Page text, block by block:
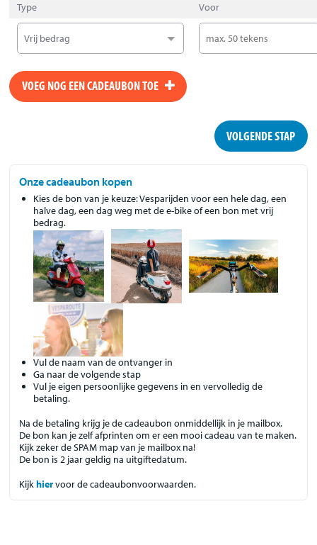
Type Voor
VOEG NOG EEN CADEAUBON TOE
VOLGENDE STAP
Onze cadeaubon kopen
Kies de bon van je keuze: Vesparijden voor een hele dag, een
halve dag, een dag weg met de e-bike of een bon met vrij
bedrag.
Vul de naam van de ontvanger in
Ga naar de volgende stap
Vul je eigen persoonlijke gegevens in en vervolledig de
betaling.
Na de betaling krijg je de cadeaubon onmiddellijk in je mailbox.
De bon kan je zelf afprinten om er een mooi cadeau van te maken.
Kijk zeker de SPAM map van je mailbox na!
De bon is 2 jaar geldig na uitgiftedatum.
Kijkhiervoor de cadeaubonvoorwaarden.